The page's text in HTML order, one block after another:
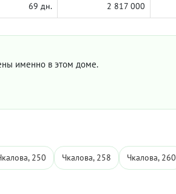
69 дн. 2 817 000
именно в этом доме.
250 Чкалова, 258 Чкалова, 260